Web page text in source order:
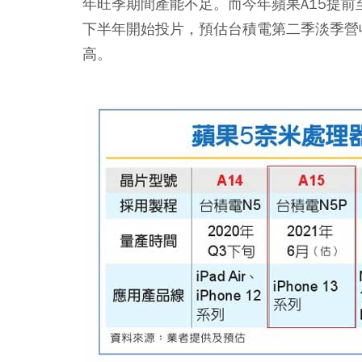
下半年開始投片，預估台積電第二季淡季
高。